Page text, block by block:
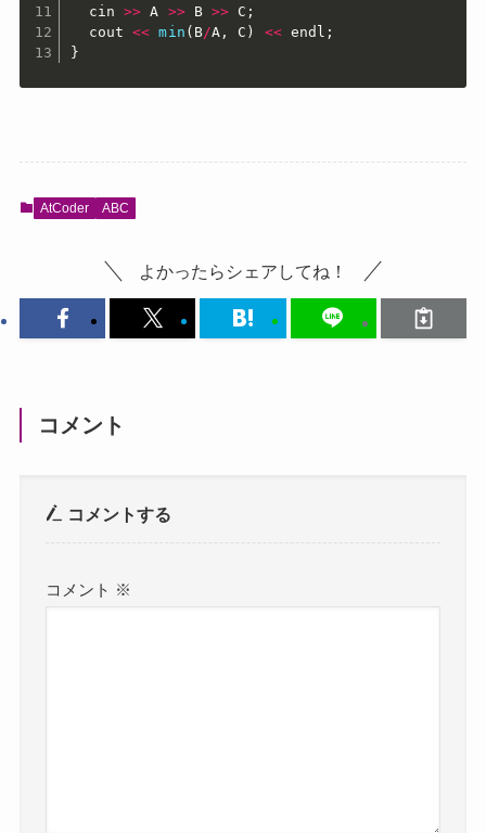
  cin
>> A >> B >> C ;
  cout
<< min ( B/A , C ) << endl ;
}
AtCoder ABC
よかったらシェアしてね！
コメント
コメントする
コメント ※